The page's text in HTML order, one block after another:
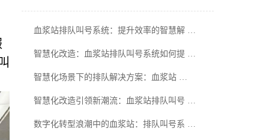
血浆站排队叫号系统：提升效率的智慧解 …
智慧化改造：血浆站排队叫号系统如何提 …
智慧化场景下的排队解决方案：血浆站 …
智慧化改造引领新潮流：血浆站排队叫号 …
数字化转型浪潮中的血浆站：排队叫号系 …